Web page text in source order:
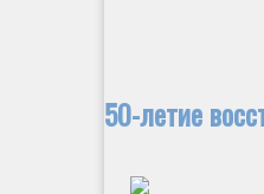
50-летие